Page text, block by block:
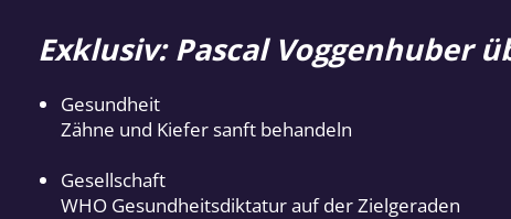
Exklusiv: Pascal Voggenhuber
Gesundheit
Zähne und Kiefer sanft behandeln
Gesellschaft
WHO Gesundheitsdiktatur auf der Zielgeraden